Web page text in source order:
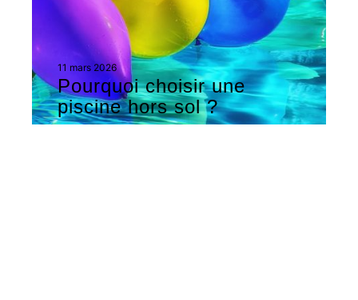
11 mars 2026
Pourquoi choisir une
piscine hors sol ?